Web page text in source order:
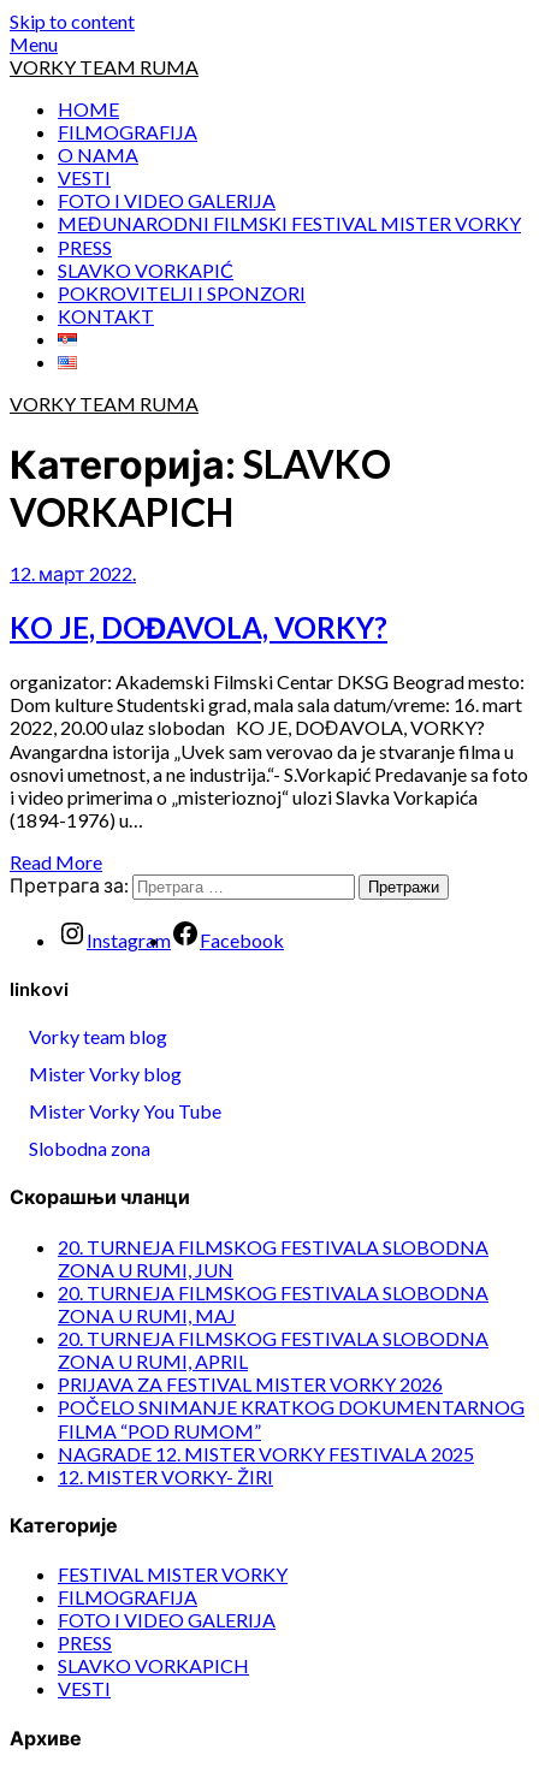
Skip to content
Menu
VORKY TEAM RUMA
HOME
FILMOGRAFIJA
O NAMA
VESTI
FOTO I VIDEO GALERIJA
MEĐUNARODNI FILMSKI FESTIVAL MISTER VORKY
PRESS
SLAVKO VORKAPIĆ
POKROVITELJI I SPONZORI
KONTAKT
VORKY TEAM RUMA
Категорија: SLAVKO
VORKAPICH
12. март 2022.
KO JE, DOĐAVOLA, VORKY?
organizator: Akademski Filmski Centar DKSG Beograd mesto:
Dom kulture Studentski grad, mala sala datum/vreme: 16. mart
2022, 20.00 ulaz slobodan KO JE, DOĐAVOLA, VORKY?
Avangardna istorija „Uvek sam verovao da je stvaranje filma u
osnovi umetnost, a ne industrija.“- S.Vorkapić Predavanje sa foto
i video primerima o „misterioznoj“ ulozi Slavka Vorkapića
(1894-1976) u…
Read More
Претрага за:
Instagram Facebook
linkovi
Vorky team blog
Mister Vorky blog
Mister Vorky You Tube
Slobodna zona
Скорашњи чланци
20. TURNEJA FILMSKOG FESTIVALA SLOBODNA
ZONA U RUMI, JUN
20. TURNEJA FILMSKOG FESTIVALA SLOBODNA
ZONA U RUMI, MAJ
20. TURNEJA FILMSKOG FESTIVALA SLOBODNA
ZONA U RUMI, APRIL
PRIJAVA ZA FESTIVAL MISTER VORKY 2026
POČELO SNIMANJE KRATKOG DOKUMENTARNOG
FILMA “POD RUMOM”
NAGRADE 12. MISTER VORKY FESTIVALA 2025
12. MISTER VORKY- ŽIRI
Категорије
FESTIVAL MISTER VORKY
FILMOGRAFIJA
FOTO I VIDEO GALERIJA
PRESS
SLAVKO VORKAPICH
VESTI
Архиве